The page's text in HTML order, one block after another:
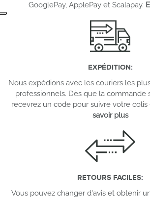
GooglePay, ApplePay et Scalapay.
EXPÉDITION:
Nous expédions avec les couriers les
professionnels. Dès que la commande
recevrez un code pour suivre votre colis
savoir plus
RETOURS FACILES:
Vous pouvez changer d'avis et obtenir